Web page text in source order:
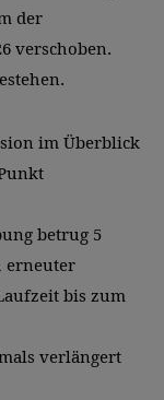
der
verschoben.
im Überblick
betrug 5
erneuter
bis zum
verlängert